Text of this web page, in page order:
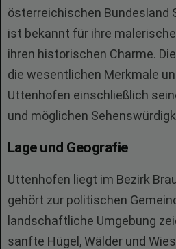
österreichischen Bundesland
ist bekannt für ihre
ihren historischen Charme.
die wesentlichen Merkmale
Uttenhofen einschließlich
und möglichen
Lage und Geografie
Uttenhofen liegt im Bezirk
gehört zur politischen
landschaftliche Umgebung
sanfte Hügel, Wälder und